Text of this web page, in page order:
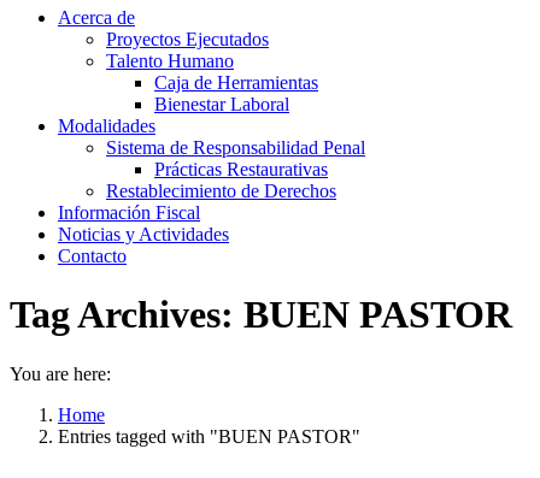
Acerca de
Proyectos Ejecutados
Talento Humano
Caja de Herramientas
Bienestar Laboral
Modalidades
Sistema de Responsabilidad Penal
Prácticas Restaurativas
Restablecimiento de Derechos
Información Fiscal
Noticias y Actividades
Contacto
Tag Archives: BUEN PASTOR
You are here:
Home
Entries tagged with "BUEN PASTOR"